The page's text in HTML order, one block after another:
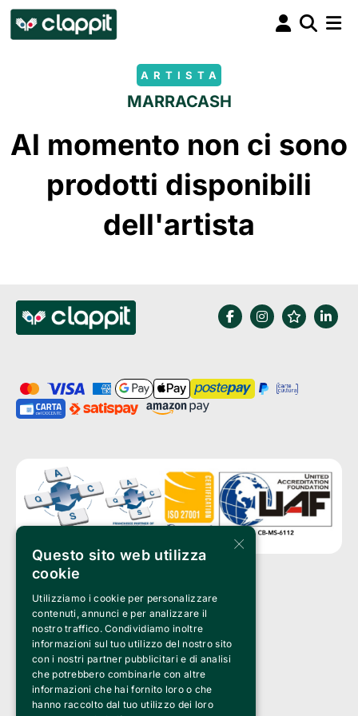
ARTISTA
MARRACASH
Al momento non ci sono
prodotti disponibili
dell'artista
Clappit è un marchio di proprietà di:
Bemils Srl
a Socio Unico
Via Fosse Ardeatine, 4 -20092 Cinisello Balsamo (MI)
PI 05589050961
Iscr. C.C.I.A.A. Milano R.E.A. 1833471
© 2010-2025 Bemils Srl - Tutti i diritti riservati
Credits:
×
Questo sito web utilizza
cookie
Utilizziamo i cookie per personalizzare
contenuti, annunci e per analizzare il
nostro traffico. Condividiamo inoltre
informazioni sul tuo utilizzo del nostro sito
con i nostri partner pubblicitari e di analisi
che potrebbero combinarle con altre
informazioni che hai fornito loro o che
hanno raccolto dal tuo utilizzo dei loro